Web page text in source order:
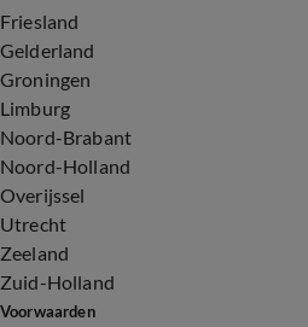
Friesland
Gelderland
Groningen
Limburg
Noord-Brabant
Noord-Holland
Overijssel
Utrecht
Zeeland
Zuid-Holland
Voorwaarden